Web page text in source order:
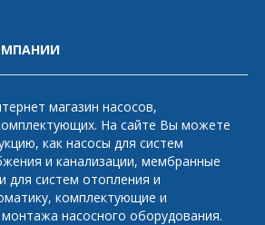
магазин насосов,
На сайте Вы можете
как насосы для систем
и канализации, мембранные
для систем отопления и
комплектующие и
насосного оборудования.